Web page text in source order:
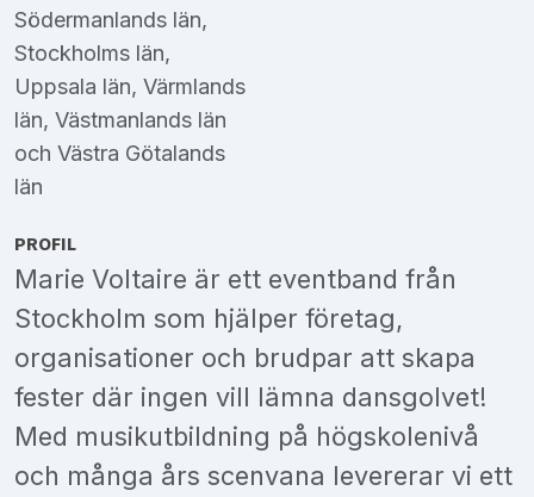
Södermanlands län,
Stockholms län,
Uppsala län, Värmlands
län, Västmanlands län
och Västra Götalands
län
PROFIL
Marie Voltaire är ett eventband från
Stockholm som hjälper företag,
organisationer och brudpar att skapa
fester där ingen vill lämna dansgolvet!
Med musikutbildning på högskolenivå
och många års scenvana levererar vi ett